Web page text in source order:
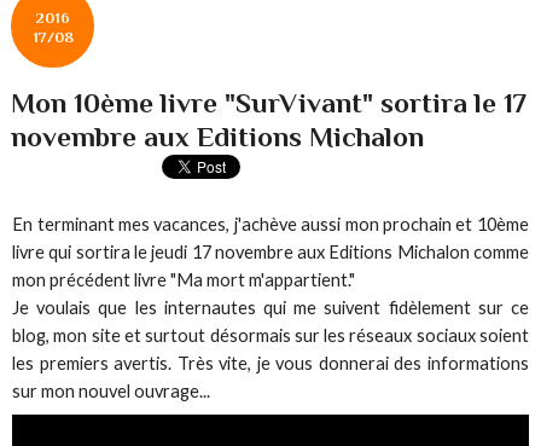
2016
17/08
Mon 10ème livre "SurVivant" sortira le 17
novembre aux Editions Michalon
En terminant mes vacances, j'achève aussi mon prochain et 10ème
livre qui sortira le jeudi 17 novembre aux Editions Michalon comme
mon précédent livre "Ma mort m'appartient."
Je voulais que les internautes qui me suivent fidèlement sur ce
blog, mon site et surtout désormais sur les réseaux sociaux soient
les premiers avertis. Très vite, je vous donnerai des informations
sur mon nouvel ouvrage...